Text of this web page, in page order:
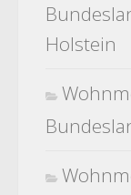
Holstein